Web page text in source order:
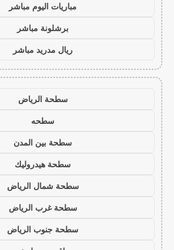
مباريات اليوم مباشر
برشلونة مباشر
ريال مدريد مباشر
سطحة الرياض
سطحه
سطحة بين المدن
سطحة هيدروليك
سطحة شمال الرياض
سطحة غرب الرياض
سطحة جنوب الرياض